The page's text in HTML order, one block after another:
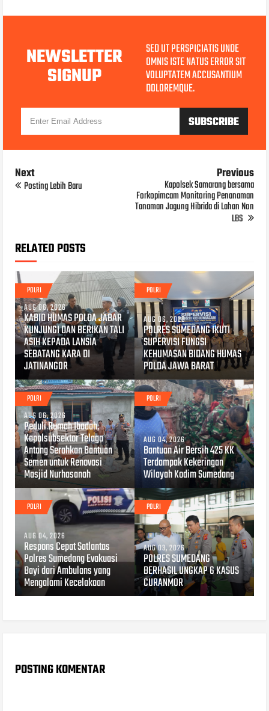
NEWSLETTER
SIGNUP
SED UT PERSPICIATIS UNDE
OMNIS ISTE NATUS ERROR SIT
VOLUPTATEM ACCUSANTIUM
DOLOREMQUE.
Next
Posting Lebih Baru
Previous
Kapolsek Samarang bersama
Forkopimcam Monitoring Penanaman
Tanaman Jagung Hibrida di Lahan Non
LBS
RELATED POSTS
POLRI
AUG 06, 2026
KABID HUMAS POLDA JABAR
KUNJUNGI DAN BERIKAN TALI
ASIH KEPADA LANSIA
SEBATANG KARA DI
JATINANGOR
POLRI
AUG 06, 2026
POLRES SUMEDANG IKUTI
SUPERVISI FUNGSI
KEHUMASAN BIDANG HUMAS
POLDA JAWA BARAT
POLRI
AUG 06, 2026
Peduli Rumah Ibadah,
Kapolsubsektor Telaga
Antang Serahkan Bantuan
Semen untuk Renovasi
Masjid Nurhasanah
POLRI
AUG 04, 2026
Bantuan Air Bersih 425 KK
Terdampak Kekeringan
Wilayah Kodim Sumedang
POLRI
AUG 04, 2026
Respons Cepat Satlantas
Polres Sumedang Evakuasi
Bayi dari Ambulans yang
Mengalami Kecelakaan
POLRI
AUG 03, 2026
POLRES SUMEDANG
BERHASIL UNGKAP 6 KASUS
CURANMOR
POSTING KOMENTAR